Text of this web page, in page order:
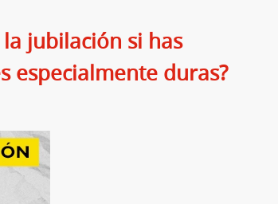
jubilación si has
especialmente duras?